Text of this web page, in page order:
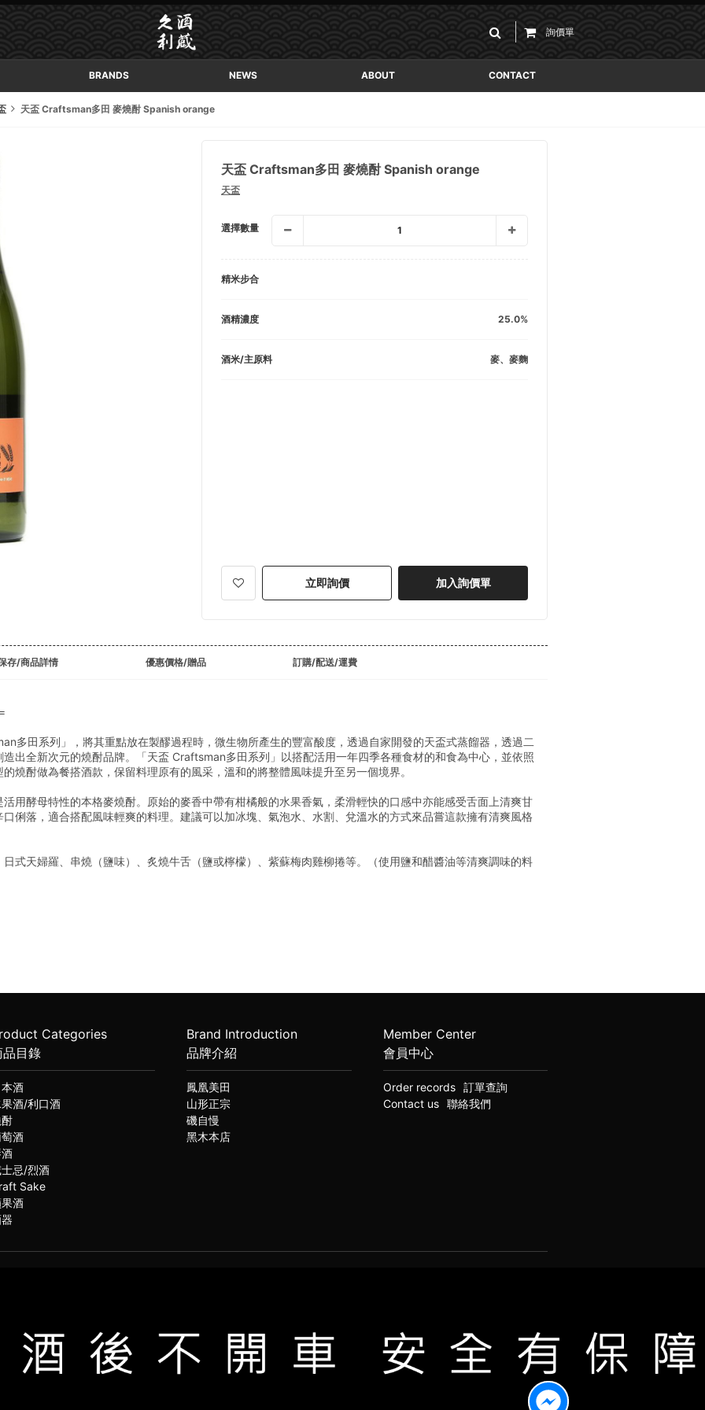
詢價單
BRANDS NEWS ABOUT CONTACT
天盃 Craftsman多田 麥燒酎 Spanish orange
天盃 Craftsman多田 麥燒酎 Spanish orange
天盃
選擇數量 1
精米步合
酒精濃度 25.0
酒米/主原料 麥、麥麴
立即詢價 加入詢價單
存/商品詳情 優惠價格/贈品 訂購/配送/運費
多田系列」，將其重點放在製醪過程時，微生物所產生的豐富酸度，透過自家開發的天盃式蒸餾器，透過二
出全新次元的燒酎品牌。「天盃 Craftsman多田系列」以搭配活用一年四季各種食材的和食為中心，並依照
燒酎做為餐搭酒款，保留料理原有的風采，溫和的將整體風味提升至另一個境界。
用酵母特性的本格麥燒酎。原始的麥香中帶有柑橘般的水果香氣，柔滑輕快的口感中亦能感受舌面上清爽甘
俐落，適合搭配風味輕爽的料理。建議可以加冰塊、氣泡水、水割、兌溫水的方式來品嘗這款擁有清爽風格
式天婦羅、串燒（鹽味）、炙燒牛舌（鹽或檸檬）、紫蘇梅肉雞柳捲等。（使用鹽和醋醬油等清爽調味的料
Categories
品目錄
酒
酒/利口酒
酒
忌/烈酒
Sake
酒
Brand Introduction
品牌介紹
鳳凰美田
山形正宗
磯自慢
黑木本店
Member Center
會員中心
Order records
訂單查詢
Contact us
聯絡我們